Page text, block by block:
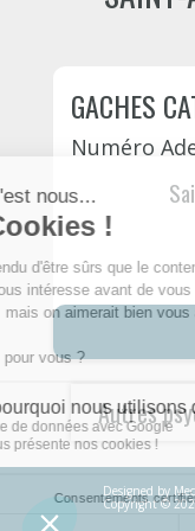
GACHES
Numéro
Autres
Designed by
Copyright ©